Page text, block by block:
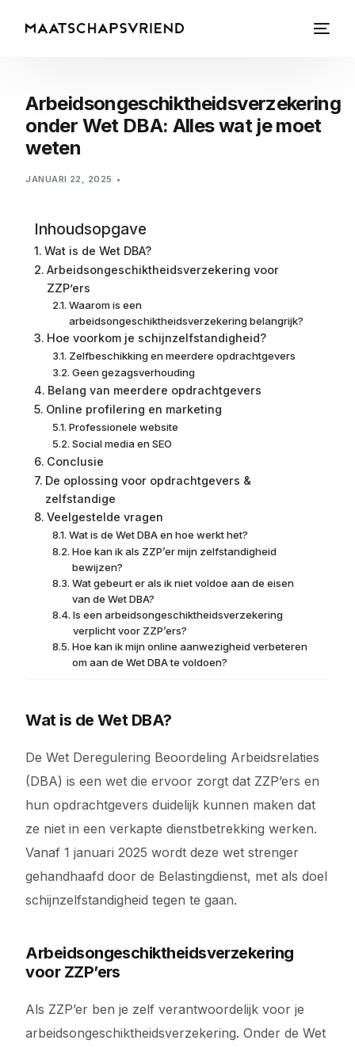
Arbeidsongeschiktheidsverzekering
onder Wet DBA: Alles wat je moet
weten
JANUARI 22, 2025
Inhoudsopgave
Wat is de Wet DBA?
Arbeidsongeschiktheidsverzekering voor
ZZP’ers
Waarom is een
arbeidsongeschiktheidsverzekering belangrijk?
Hoe voorkom je schijnzelfstandigheid?
Zelfbeschikking en meerdere opdrachtgevers
Geen gezagsverhouding
Belang van meerdere opdrachtgevers
Online profilering en marketing
Professionele website
Social media en SEO
Conclusie
De oplossing voor opdrachtgevers &
zelfstandige
Veelgestelde vragen
Wat is de Wet DBA en hoe werkt het?
Hoe kan ik als ZZP’er mijn zelfstandigheid
bewijzen?
Wat gebeurt er als ik niet voldoe aan de eisen
van de Wet DBA?
Is een arbeidsongeschiktheidsverzekering
verplicht voor ZZP’ers?
Hoe kan ik mijn online aanwezigheid verbeteren
om aan de Wet DBA te voldoen?
Wat is de Wet DBA?
De Wet Deregulering Beoordeling Arbeidsrelaties
(DBA) is een wet die ervoor zorgt dat ZZP’ers en
hun opdrachtgevers duidelijk kunnen maken dat
ze niet in een verkapte dienstbetrekking werken.
Vanaf 1 januari 2025 wordt deze wet strenger
gehandhaafd door de Belastingdienst, met als doel
schijnzelfstandigheid tegen te gaan.
Arbeidsongeschiktheidsverzekering
voor ZZP’ers
Als ZZP’er ben je zelf verantwoordelijk voor je
arbeidsongeschiktheidsverzekering. Onder de Wet